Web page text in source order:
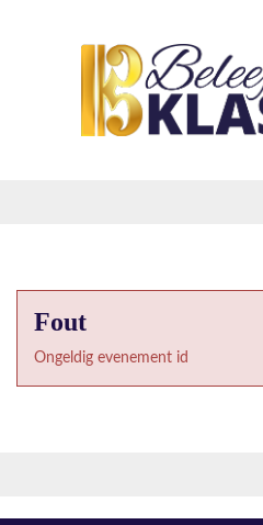
Fout
Ongeldig evenement id